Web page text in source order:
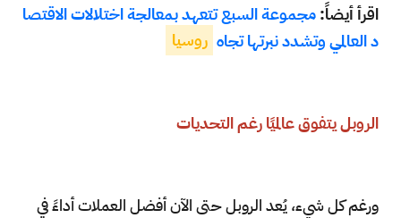
اقرأ أيضاً:مجموعة السبع تتعهد بمعالجة اختلالات الاقتصا
د العالمي وتشدد نبرتها تجاه روسيا
الروبل يتفوق عالميًا رغم التحديات
ورغم كل شيء، يُعد الروبل حتى الآن أفضل العملات أداءً في